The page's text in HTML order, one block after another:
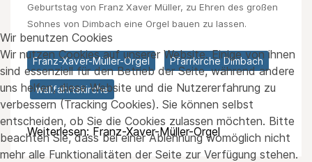
Geburtstag von Franz Xaver Müller, zu Ehren des großen
Sohnes von Dimbach eine Orgel bauen zu lassen.
Franz-Xaver-Müller-Orgel Pfarrkirche Dimbach
wallfahrtskirche
Weiterlesen: Franz-Xaver-Müller-Orgel
Wir benutzen Cookies
Wir nutzen Cookies auf unserer Website. Einige von ihnen
sind essenziell für den Betrieb der Seite, während andere
uns helfen, diese Website und die Nutzererfahrung zu
verbessern (Tracking Cookies). Sie können selbst
entscheiden, ob Sie die Cookies zulassen möchten. Bitte
beachten Sie, dass bei einer Ablehnung womöglich nicht
mehr alle Funktionalitäten der Seite zur Verfügung stehen.